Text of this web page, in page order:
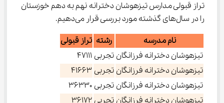
تراز قبولی مدارس تیزهوشان دخترانه نهم به دهم خوزستان
را در سال‌های گذشته مورد بررسی قرار می‌دهیم.
نام مدرسه
رشته تراز قبولی
تیزهوشان دخترانه فرزانگان تجربی 47111
تیزهوشان دخترانه فرزانگان تجربی 41663
تیزهوشان دخترانه فرزانگان تجربی 36330
تیزهوشان دخترانه فرزانگان تجربی 36172